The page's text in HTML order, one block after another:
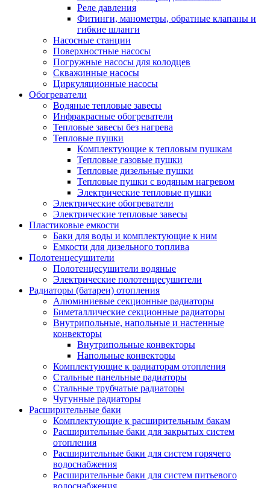
Реле давления
Фитинги, манометры, обратные клапаны и
гибкие шланги
Насосные станции
Поверхностные насосы
Погружные насосы для колодцев
Скважинные насосы
Циркуляционные насосы
Обогреватели
Водяные тепловые завесы
Инфракрасные обогреватели
Тепловые завесы без нагрева
Тепловые пушки
Комплектующие к тепловым пушкам
Тепловые газовые пушки
Тепловые дизельные пушки
Тепловые пушки с водяным нагревом
Электрические тепловые пушки
Электрические обогреватели
Электрические тепловые завесы
Пластиковые емкости
Баки для воды и комплектующие к ним
Емкости для дизельного топлива
Полотенцесушители
Полотенцесушители водяные
Электрические полотенцесушители
Радиаторы (батареи) отопления
Алюминиевые секционные радиаторы
Биметаллические секционные радиаторы
Внутрипольные, напольные и настенные
конвекторы
Внутрипольные конвекторы
Напольные конвекторы
Комплектующие к радиаторам отопления
Стальные панельные радиаторы
Стальные трубчатые радиаторы
Чугунные радиаторы
Расширительные баки
Комплектующие к расширительным бакам
Расширительные баки для закрытых систем
отопления
Расширительные баки для систем горячего
водоснабжения
Расширительные баки для систем питьевого
водоснабжения